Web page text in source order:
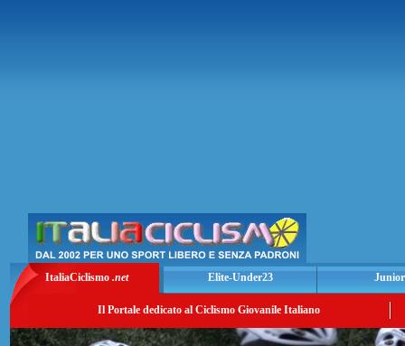
ItaliaCiclismo .net Elite-Under23
Il Portale dedicato al Ciclismo Giovanile Italiano